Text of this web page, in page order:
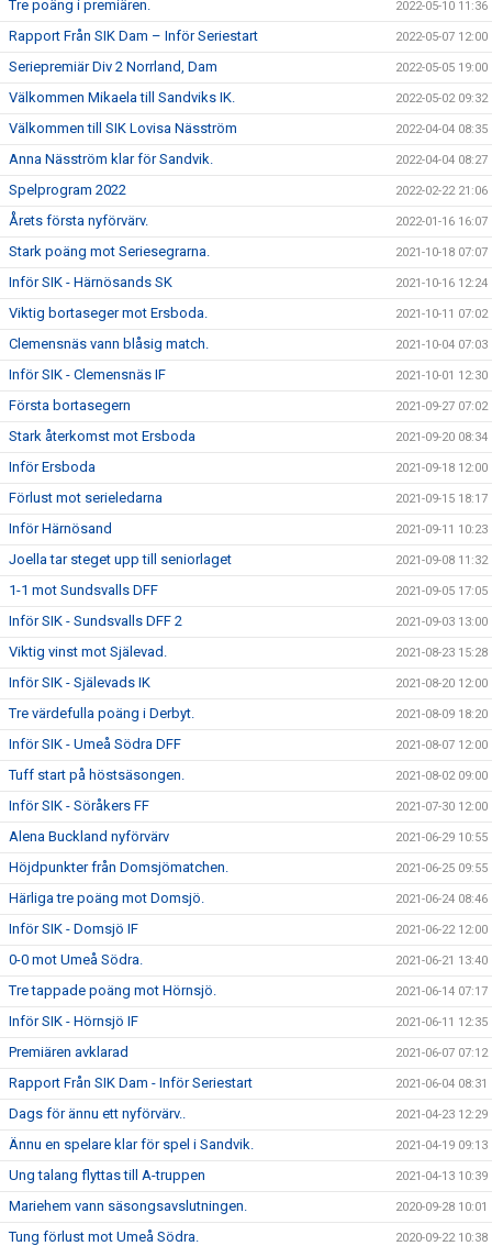
Tre poäng i premiären. 2022-05-10 11:36
Rapport Från SIK Dam – Inför Seriestart 2022-05-07 12:00
Seriepremiär Div 2 Norrland, Dam 2022-05-05 19:00
Välkommen Mikaela till Sandviks IK. 2022-05-02 09:32
Välkommen till SIK Lovisa Näsström 2022-04-04 08:35
Anna Näsström klar för Sandvik. 2022-04-04 08:27
Spelprogram 2022 2022-02-22 21:06
Årets första nyförvärv. 2022-01-16 16:07
Stark poäng mot Seriesegrarna. 2021-10-18 07:07
Inför SIK - Härnösands SK 2021-10-16 12:24
Viktig bortaseger mot Ersboda. 2021-10-11 07:02
Clemensnäs vann blåsig match. 2021-10-04 07:03
Inför SIK - Clemensnäs IF 2021-10-01 12:30
Första bortasegern 2021-09-27 07:02
Stark återkomst mot Ersboda 2021-09-20 08:34
Inför Ersboda 2021-09-18 12:00
Förlust mot serieledarna 2021-09-15 18:17
Inför Härnösand 2021-09-11 10:23
Joella tar steget upp till seniorlaget 2021-09-08 11:32
1-1 mot Sundsvalls DFF 2021-09-05 17:05
Inför SIK - Sundsvalls DFF 2 2021-09-03 13:00
Viktig vinst mot Själevad. 2021-08-23 15:28
Inför SIK - Själevads IK 2021-08-20 12:00
Tre värdefulla poäng i Derbyt. 2021-08-09 18:20
Inför SIK - Umeå Södra DFF 2021-08-07 12:00
Tuff start på höstsäsongen. 2021-08-02 09:00
Inför SIK - Söråkers FF 2021-07-30 12:00
Alena Buckland nyförvärv 2021-06-29 10:55
Höjdpunkter från Domsjömatchen. 2021-06-25 09:55
Härliga tre poäng mot Domsjö. 2021-06-24 08:46
Inför SIK - Domsjö IF 2021-06-22 12:00
0-0 mot Umeå Södra. 2021-06-21 13:40
Tre tappade poäng mot Hörnsjö. 2021-06-14 07:17
Inför SIK - Hörnsjö IF 2021-06-11 12:35
Premiären avklarad 2021-06-07 07:12
Rapport Från SIK Dam - Inför Seriestart 2021-06-04 08:31
Dags för ännu ett nyförvärv.. 2021-04-23 12:29
Ännu en spelare klar för spel i Sandvik. 2021-04-19 09:13
Ung talang flyttas till A-truppen 2021-04-13 10:39
Mariehem vann säsongsavslutningen. 2020-09-28 10:01
Tung förlust mot Umeå Södra. 2020-09-22 10:38